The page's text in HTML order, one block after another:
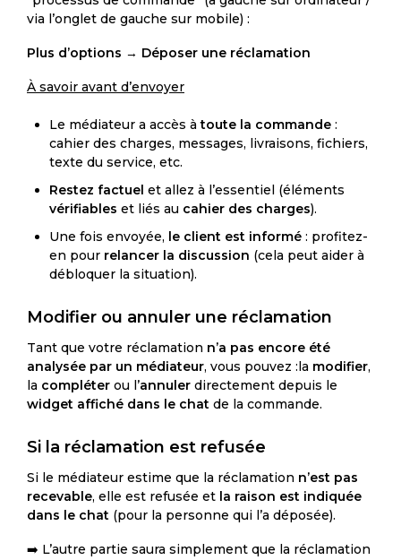
via l’onglet de gauche sur mobile) :
Plus d’options → Déposer une réclamation
À savoir avant d’envoyer
Le médiateur a accès àtoute la commande :
cahier des charges, messages, livraisons, fichiers,
texte du service, etc.
Restez factuel et allez à l’essentiel (éléments
vérifiables et liés au cahier des charges).
Une fois envoyée, le client est informé : profitez-
en pour relancer la discussion (cela peut aider à
débloquer la situation).
Modifier ou annuler une réclamation
Tant que votre réclamation n’a pas encore été
analysée par un médiateur, vous pouvez :la modifier,
la compléter ou l’annuler directement depuis le
widget affiché dans le chat de la commande.
Si la réclamation est refusée
Si le médiateur estime que la réclamation n’est pas
recevable, elle est refusée et la raison est indiquée
dans le chat (pour la personne qui l’a déposée).
➡️ L’autre partie saura simplement que la réclamation